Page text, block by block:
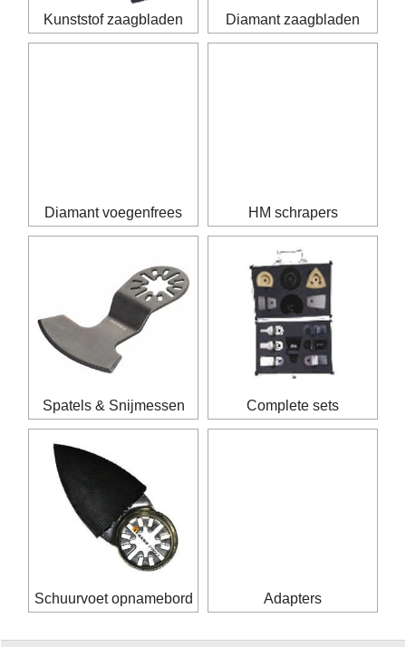
Kunststof zaagbladen Diamant zaagbladen
Diamant voegenfrees HM schrapers
Spatels & Snijmessen Complete sets
Schuurvoet opnamebord Adapters